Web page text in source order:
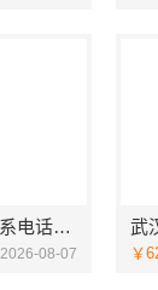
家庭装潢透明报价联系电话，嘉兴美居乐
2026-08-07 ￥